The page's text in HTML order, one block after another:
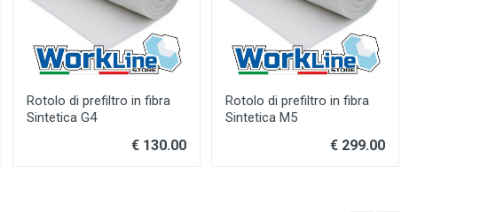
Rotolo di prefiltro in fibra
Sintetica G4
€ 130.00
Rotolo di prefiltro in fibra
Sintetica M5
€ 299.00